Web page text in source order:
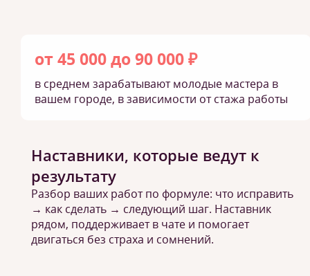
от 45 000 до 90 000 ₽
в среднем зарабатывают молодые мастера в
вашем городе, в зависимости от стажа работы
Наставники, которые ведут к
результату
Разбор ваших работ по формуле: что исправить
→ как сделать → следующий шаг. Наставник
рядом, поддерживает в чате и помогает
двигаться без страха и сомнений.